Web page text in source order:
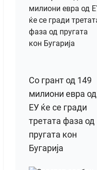
Со грант од 149
милиони евра од
ЕУ ќе се гради
третата фаза од
пругата кон
Бугарија